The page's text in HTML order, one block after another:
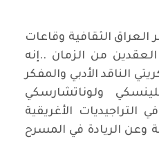
الثقافية وقاعات
من الزمان ..إنه
الناقد الأدبي والمفكر
ولوناتشارسكي
التراجيديات الأغريقية
وعن الريادة في المسرح